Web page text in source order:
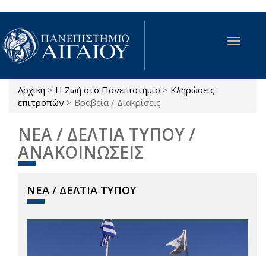
Παράκαμψη προς το κυρίως περιεχόμενο
Toggle
Είστε εδώ
Αρχική > Η Ζωή στο Πανεπιστήμιο > Κληρώσεις
επιτροπών > Βραβεία / Διακρίσεις
ΝΕΑ / ΔΕΛΤΙΑ ΤΥΠΟΥ /
ΑΝΑΚΟΙΝΩΣΕΙΣ
ΝΕΑ / ΔΕΛΤΙΑ ΤΥΠΟΥ